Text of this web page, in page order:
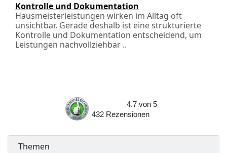
Kontrolle und Dokumentation
Hausmeisterleistungen wirken im Alltag oft
unsichtbar. Gerade deshalb ist eine strukturierte
Kontrolle und Dokumentation entscheidend, um
Leistungen nachvollziehbar ..
4.7 von 5
432
Rezensionen
Themen